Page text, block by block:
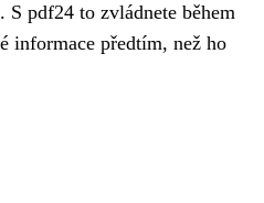
pdf24 to zvládnete během
informace předtím, než ho